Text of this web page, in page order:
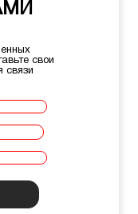
свои
связи